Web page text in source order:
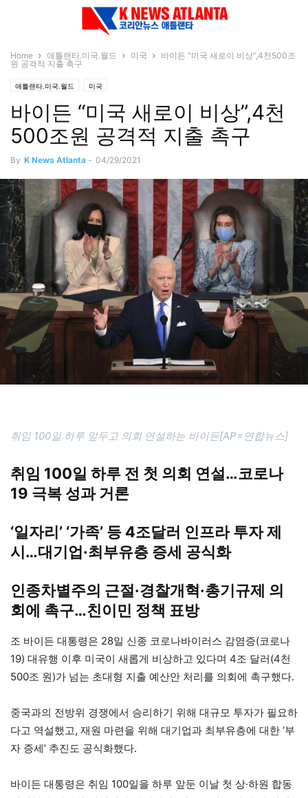
Home 애틀랜타.미국.월드 미국
바이든 “미국 새로이 비상”,4천500조
원 공격적 지출 촉구
애틀랜타.미국.월드 미국
바이든 “미국 새로이 비상”,4천
500조원 공격적 지출 촉구
By K News Atlanta - 04/29/2021
취임 100일 하루 앞두고 의회 연설하는 바이든[AP=연합뉴스]
취임 100일 하루 전 첫 의회 연설…코로나
19 극복 성과 거론
‘일자리’ ‘가족’ 등 4조달러 인프라 투자 제
시…대기업·최부유층 증세 공식화
인종차별주의 근절·경찰개혁·총기규제 의
회에 촉구…친이민 정책 표방
조 바이든 대통령은 28일 신종 코로나바이러스 감염증(코로나
19) 대유행 이후 미국이 새롭게 비상하고 있다며 4조 달러(4천
500조 원)가 넘는 초대형 지출 예산안 처리를 의회에 촉구했다.
중국과의 전방위 경쟁에서 승리하기 위해 대규모 투자가 필요하
다고 역설했고, 재원 마련을 위해 대기업과 최부유층에 대한 ‘부
자 증세’ 추진도 공식화했다.
바이든 대통령은 취임 100일을 하루 앞둔 이날 첫 상·하원 합동